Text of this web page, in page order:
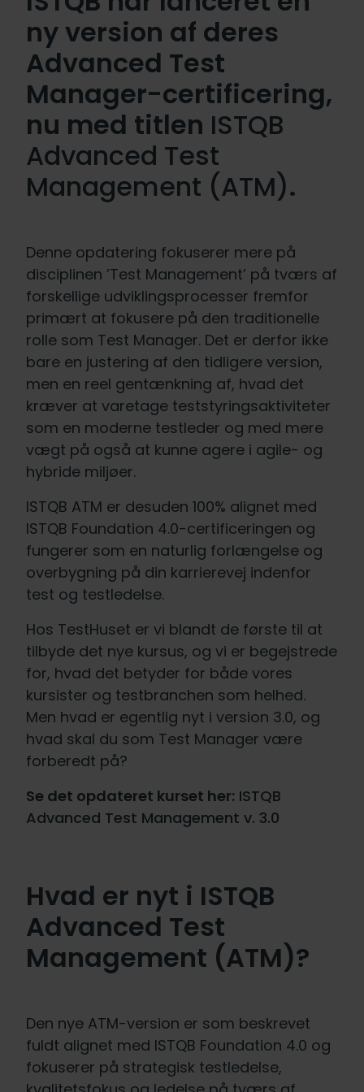
ny version af deres
Advanced Test
Manager-certificering,
nu med titlen ISTQB
Advanced Test
Management (ATM).
Denne opdatering fokuserer mere på
disciplinen ’Test Management’ på tværs af
forskellige udviklingsprocesser fremfor
primært at fokusere på den traditionelle
rolle som Test Manager. Det er derfor ikke
bare en justering af den tidligere version,
men en reel gentænkning af, hvad det
kræver at varetage teststyringsaktiviteter
som en moderne testleder og med mere
vægt på også at kunne agere i agile- og
hybride miljøer.
ISTQB ATM er desuden 100% alignet med
ISTQB Foundation 4.0-certificeringen og
fungerer som en naturlig forlængelse og
overbygning på din karrierevej indenfor
test og testledelse.
Hos TestHuset er vi blandt de første til at
tilbyde det nye kursus, og vi er begejstrede
for, hvad det betyder for både vores
kursister og testbranchen som helhed.
Men hvad er egentlig nyt i version 3.0, og
hvad skal du som Test Manager være
forberedt på?
Se det opdateret kurset her: ISTQB
Advanced Test Management v. 3.0
Hvad er nyt i ISTQB
Advanced Test
Management (ATM)?
Den nye ATM-version er som beskrevet
fuldt alignet med ISTQB Foundation 4.0 og
fokuserer på strategisk testledelse,